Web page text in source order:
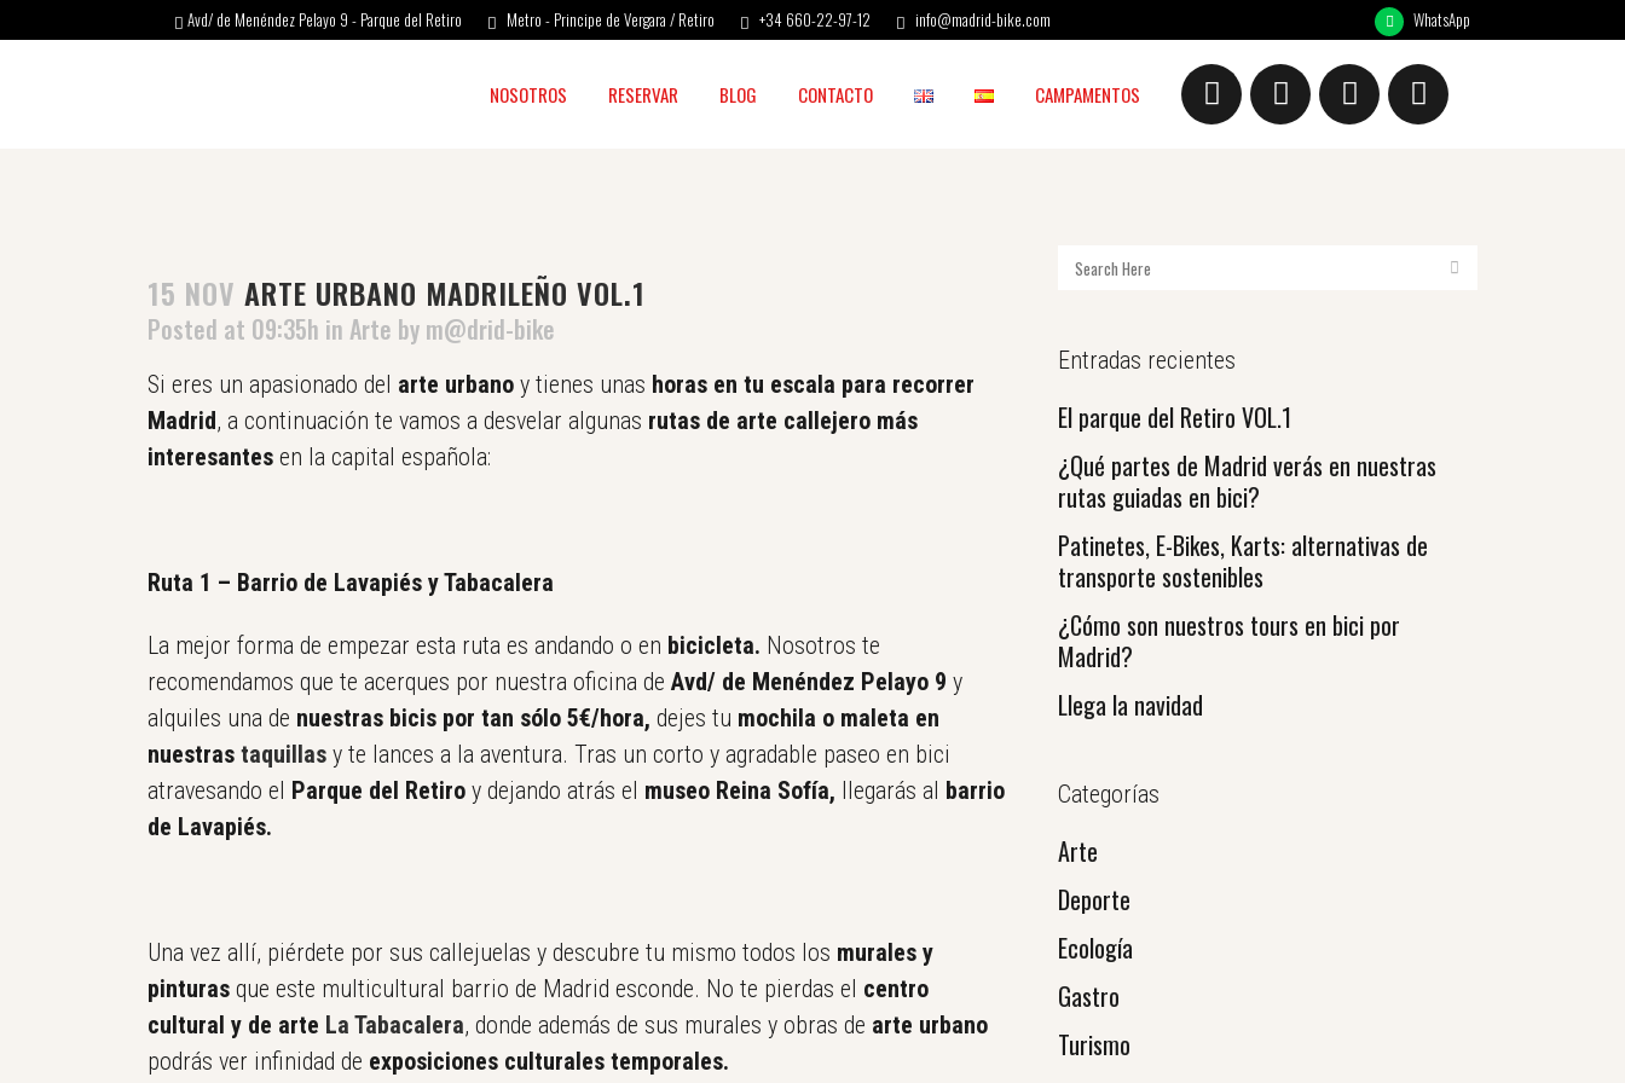
Avd/ de Menéndez Pelayo 9 - Parque del Retiro Metro - Principe de Vergara / Retiro +34 660-22-97-12 info@madrid-bike.com WhatsApp
NOSOTROS RESERVAR BLOG CONTACTO CAMPAMENTOS
15 NOV ARTE URBANO MADRILEÑO VOL.1
Posted at 09:35h in Arte by m@drid-bike
Si eres un apasionado del arte urbano y tienes unas horas en tu escala para recorrer
Madrid, a continuación te vamos a desvelar algunas rutas de arte callejero más
interesantes en la capital española:
Ruta 1 – Barrio de Lavapiés y Tabacalera
La mejor forma de empezar esta ruta es andando o en bicicleta. Nosotros te
recomendamos que te acerques por nuestra oficina de Avd/ de Menéndez Pelayo 9 y
alquiles una de nuestras bicis por tan sólo 5€/hora, dejes tu mochila o maleta en
nuestras taquillas y te lances a la aventura. Tras un corto y agradable paseo en bici
atravesando el Parque del Retiro y dejando atrás el museo Reina Sofía, llegarás al barrio
de Lavapiés.
Una vez allí, piérdete por sus callejuelas y descubre tu mismo todos los murales y
pinturas que este multicultural barrio de Madrid esconde. No te pierdas el centro
cultural y de arte La Tabacalera, donde además de sus murales y obras de arte urbano
podrás ver infinidad de exposiciones culturales temporales.
Entradas recientes
El parque del Retiro VOL.1
¿Qué partes de Madrid verás en nuestras
rutas guiadas en bici?
Patinetes, E-Bikes, Karts: alternativas de
transporte sostenibles
¿Cómo son nuestros tours en bici por
Madrid?
Llega la navidad
Categorías
Arte
Deporte
Ecología
Gastro
Turismo